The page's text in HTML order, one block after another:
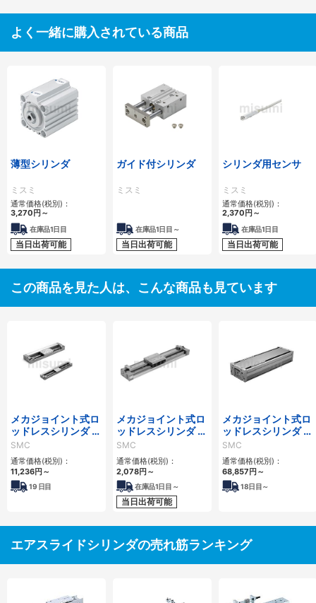
よく一緒に購入されている商品
薄型シリンダ
ミスミ
通常価格(税別)：
3,270 円 ～
在庫品1日目
当日出荷可能
ガイド付シリンダ
ミスミ
在庫品1日目～
当日出荷可能
シリンダ用センサ
ミスミ
通常価格(税別)：
2,370 円 ～
在庫品1日目
当日出荷可能
この商品を見た人は、こんな商品も見ています
メカジョイント式ロ
ッドレスシリンダ リ
ニアガイド形 二次電
池対応 25A-
MY2H/HTシリーズ
SMC
通常価格(税別)：
11,236円 ～
19 日目
メカジョイント式ロ
ッドレスシリンダ リ
ニアガイド形 MY1H
シリーズ
SMC
通常価格(税別)：
2,078円 ～
在庫品1日目～
当日出荷可能
メカジョイント式ロ
ッドレスシリンダ 高
剛性・リニアガイド
形 MY1HTシリーズ
SMC
通常価格(税別)：
68,857 円 ～
18日目～
エアスライドシリンダの売れ筋ランキング